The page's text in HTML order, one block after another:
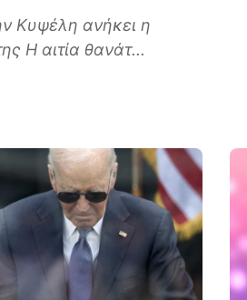
Κυψέλη ανήκει η
Η αιτία θανάτ...